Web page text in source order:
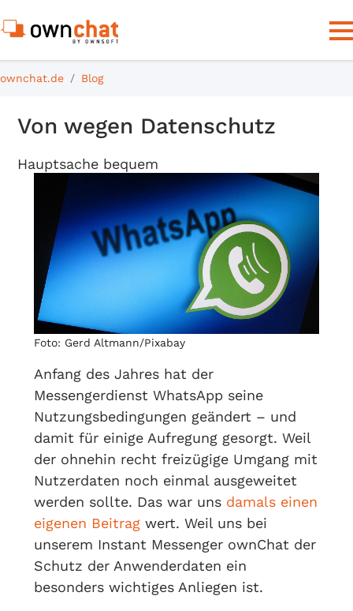
ownchat.de Blog
Von wegen Datenschutz
Hauptsache bequem
Foto: Gerd Altmann/Pixabay
Anfang des Jahres hat der
Messengerdienst WhatsApp seine
Nutzungsbedingungen geändert – und
damit für einige Aufregung gesorgt. Weil
der ohnehin recht freizügige Umgang mit
Nutzerdaten noch einmal ausgeweitet
werden sollte. Das war uns damals einen
eigenen Beitragwert. Weil uns bei
unserem Instant Messenger ownChat der
Schutz der Anwenderdaten ein
besonders wichtiges Anliegen ist.